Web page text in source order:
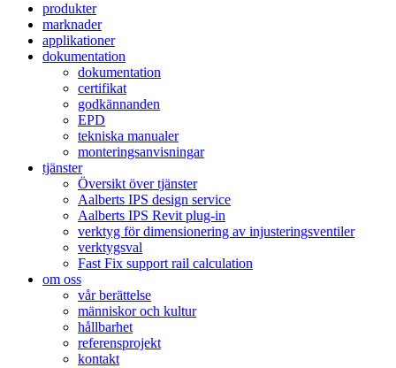
produkter
marknader
applikationer
dokumentation
dokumentation
certifikat
godkännanden
EPD
tekniska manualer
monteringsanvisningar
tjänster
Översikt över tjänster
Aalberts IPS design service
Aalberts IPS Revit plug-in
verktyg för dimensionering av injusteringsventiler
verktygsval
Fast Fix support rail calculation
om oss
vår berättelse
människor och kultur
hållbarhet
referensprojekt
kontakt